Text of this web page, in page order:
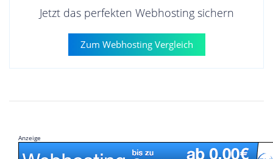
Jetzt das perfekten Webhosting sichern
Zum Webhosting Vergleich
Anzeige